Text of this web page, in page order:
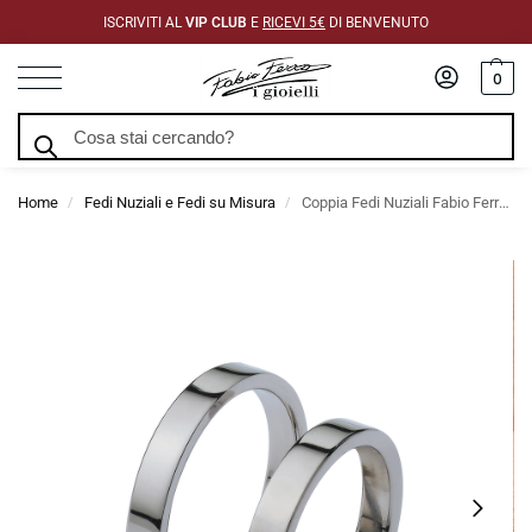
ISCRIVITI AL VIP CLUB E RICEVI 5€ DI BENVENUTO
0
Home / Fedi Nuziali e Fedi su Misura / Coppia Fedi Nuziali Fabio Ferro Bianche Piattine 3,5 mm